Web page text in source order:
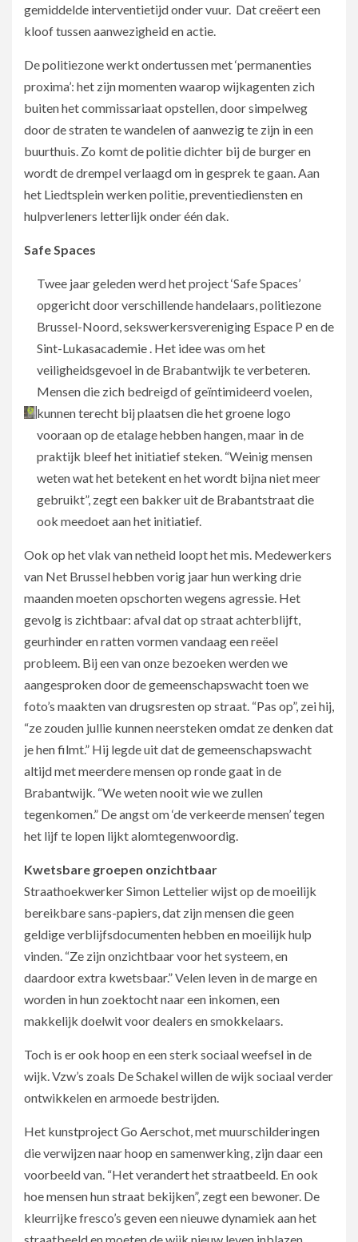
gemiddelde interventietijd onder vuur. Dat creëert een
kloof tussen aanwezigheid en actie.
De politiezone werkt ondertussen met ‘permanenties
proxima’: het zijn momenten waarop wijkagenten zich
buiten het commissariaat opstellen, door simpelweg
door de straten te wandelen of aanwezig te zijn in een
buurthuis. Zo komt de politie dichter bij de burger en
wordt de drempel verlaagd om in gesprek te gaan. Aan
het Liedtsplein werken politie, preventiediensten en
hulpverleners letterlijk onder één dak.
Safe Spaces
Twee jaar geleden werd het project ‘Safe Spaces’
opgericht door verschillende handelaars, politiezone
Brussel-Noord, sekswerkersvereniging Espace P en de
Sint-Lukasacademie . Het idee was om het
veiligheidsgevoel in de Brabantwijk te verbeteren.
Mensen die zich bedreigd of geïntimideerd voelen,
kunnen terecht bij plaatsen die het groene logo
vooraan op de etalage hebben hangen, maar in de
praktijk bleef het initiatief steken. “Weinig mensen
weten wat het betekent en het wordt bijna niet meer
gebruikt”, zegt een bakker uit de Brabantstraat die
ook meedoet aan het initiatief.
Ook op het vlak van netheid loopt het mis. Medewerkers
van Net Brussel hebben vorig jaar hun werking drie
maanden moeten opschorten wegens agressie. Het
gevolg is zichtbaar: afval dat op straat achterblijft,
geurhinder en ratten vormen vandaag een reëel
probleem. Bij een van onze bezoeken werden we
aangesproken door de gemeenschapswacht toen we
foto’s maakten van drugsresten op straat. “Pas op”, zei hij,
“ze zouden jullie kunnen neersteken omdat ze denken dat
je hen filmt.” Hij legde uit dat de gemeenschapswacht
altijd met meerdere mensen op ronde gaat in de
Brabantwijk. “We weten nooit wie we zullen
tegenkomen.” De angst om ‘de verkeerde mensen’ tegen
het lijf te lopen lijkt alomtegenwoordig.
Kwetsbare groepen onzichtbaar
Straathoekwerker Simon Lettelier wijst op de moeilijk
bereikbare sans-papiers, dat zijn mensen die geen
geldige verblijfsdocumenten hebben en moeilijk hulp
vinden. “Ze zijn onzichtbaar voor het systeem, en
daardoor extra kwetsbaar.” Velen leven in de marge en
worden in hun zoektocht naar een inkomen, een
makkelijk doelwit voor dealers en smokkelaars.
Toch is er ook hoop en een sterk sociaal weefsel in de
wijk. Vzw’s zoals De Schakel willen de wijk sociaal verder
ontwikkelen en armoede bestrijden.
Het kunstproject Go Aerschot, met muurschilderingen
die verwijzen naar hoop en samenwerking, zijn daar een
voorbeeld van. “Het verandert het straatbeeld. En ook
hoe mensen hun straat bekijken”, zegt een bewoner. De
kleurrijke fresco’s geven een nieuwe dynamiek aan het
straatbeeld en moeten de wijk nieuw leven inblazen.